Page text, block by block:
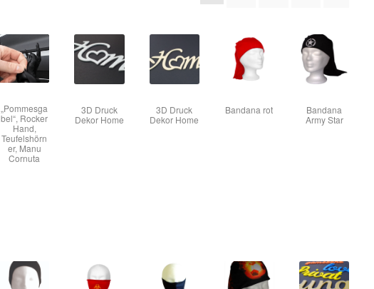
„Pommesga
bel“, Rocker
Hand,
Teufelshörn
er, Manu
Cornuta
3D Druck
Dekor Home
3D Druck
Dekor Home
Bandana rot
Bandana
Army Star